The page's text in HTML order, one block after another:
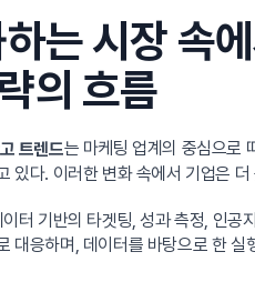
는 시장 속
의 흐름
트렌드는 마케팅 업계의 중심으로
있다. 이러한 변화 속에서 기업은
터 기반의 타겟팅, 성과 측정, 인
대응하며, 데이터를 바탕으로 한 실